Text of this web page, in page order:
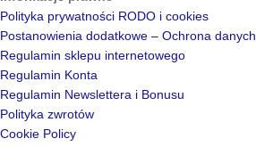
Polityka prywatności RODO i cookies
Postanowienia dodatkowe – Ochrona danych
Regulamin sklepu internetowego
Regulamin Konta
Regulamin Newslettera i Bonusu
Polityka zwrotów
Cookie Policy